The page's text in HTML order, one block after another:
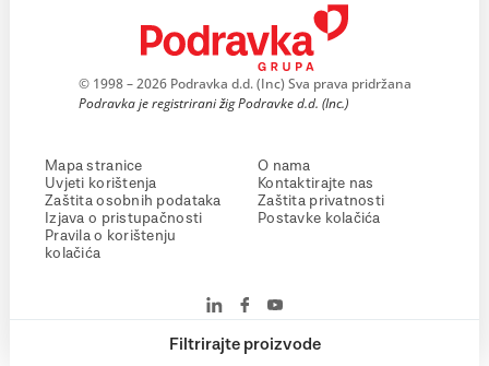
Filtrirajte proizvode
© 1998 – 2026 Podravka d.d. (Inc) Sva prava pridržana
Podravka je registrirani žig Podravke d.d. (Inc.)
Mapa stranice
Uvjeti korištenja
Zaštita osobnih podataka
Izjava o pristupačnosti
Pravila o korištenju
kolačića
O nama
Kontaktirajte nas
Zaštita privatnosti
Postavke kolačića